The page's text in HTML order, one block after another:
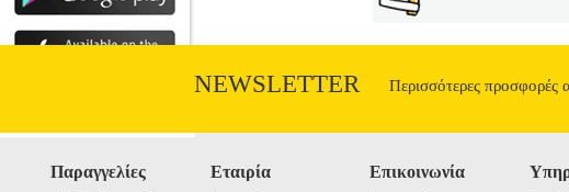
NEWSLETTER Περισσότερες προσφορές
Παραγγελίες Εταιρία Επικοινωνία